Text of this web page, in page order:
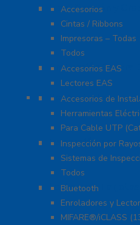
Identificación y
Accesorios
Cintas / Ribbons
Impresoras – Todas
Todos
Protección Contra
Accesorios EAS
Lectores EAS
Herramientas
Accesorios de
Herramientas
Para Cable UTP
Inspección por
Inspección por
Sistemas de
Todos
Lectoras y Tarjetas
Bluetooth
Enroladores y
MIFARE®/iCLASS